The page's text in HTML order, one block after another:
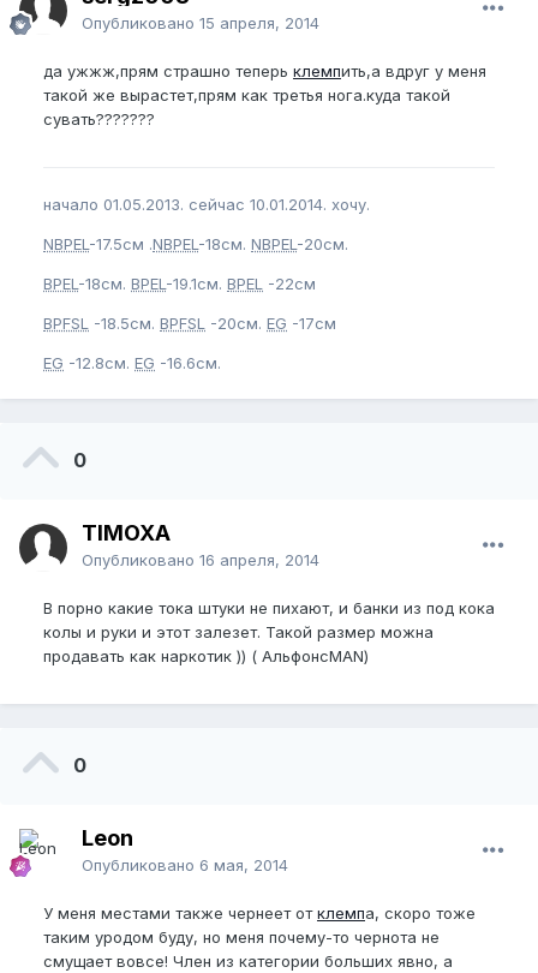
Опубликовано 15 апреля, 2014
да ужжж,прям страшно теперь клемпить,а вдруг у меня
такой же вырастет,прям как третья нога.куда такой
сувать???????
начало 01.05.2013. сейчас 10.01.2014. хочу.
NBPEL -17.5см .NBPEL -18см. NBPEL -20см.
BPEL -18см. BPEL -19.1см. BPEL -22см
BPFSL -18.5см. BPFSL -20см. EG -17см
EG -12.8см. EG -16.6см.
0
TIMOXA
Опубликовано 16 апреля, 2014
В порно какие тока штуки не пихают, и банки из под кока
колы и руки и этот залезет. Такой размер можна
продавать как наркотик )) ( АльфонсMAN)
0
Leon
Опубликовано 6 мая, 2014
У меня местами также чернеет отклемпа, скоро тоже
таким уродом буду, но меня почему-то чернота не
смущает вовсе! Член из категории больших явно, а